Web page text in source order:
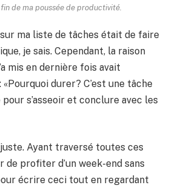
de ma poussée de productivité.
ma liste de tâches était de faire
je sais. Cependant, la raison
mis en dernière fois avait
«Pourquoi durer? C’est une tâche
pour s’asseoir et conclure avec les
Ayant traversé toutes ces
profiter d’un week-end sans
écrire ceci tout en regardant